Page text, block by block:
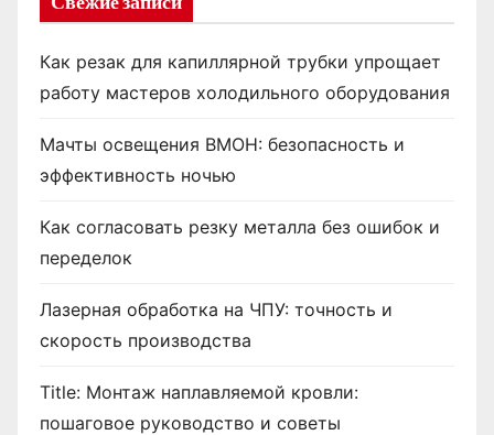
Как резак для капиллярной трубки упрощает
работу мастеров холодильного оборудования
Мачты освещения ВМОН: безопасность и
эффективность ночью
Как согласовать резку металла без ошибок и
переделок
Лазерная обработка на ЧПУ: точность и
скорость производства
Title: Монтаж наплавляемой кровли:
пошаговое руководство и советы